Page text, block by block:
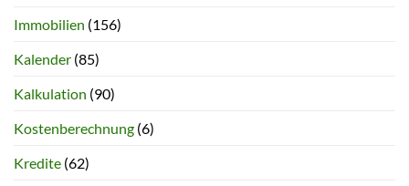
Immobilien (156)
Kalender (85)
Kalkulation (90)
Kostenberechnung (6)
Kredite (62)